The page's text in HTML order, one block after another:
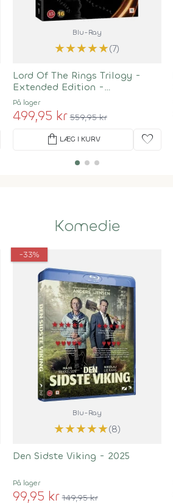
Blu-Ray
★★★★★(7)
Lord Of The Rings Trilogy -
Extended Edition -
Remastered
På lager
499,95 kr 559,95 kr
shopping_bag LÆG I KURV favorite
Komedie
-33%
Blu-Ray
★★★★★(8)
Den Sidste Viking - 2025
På lager
99,95 kr 149,95 kr